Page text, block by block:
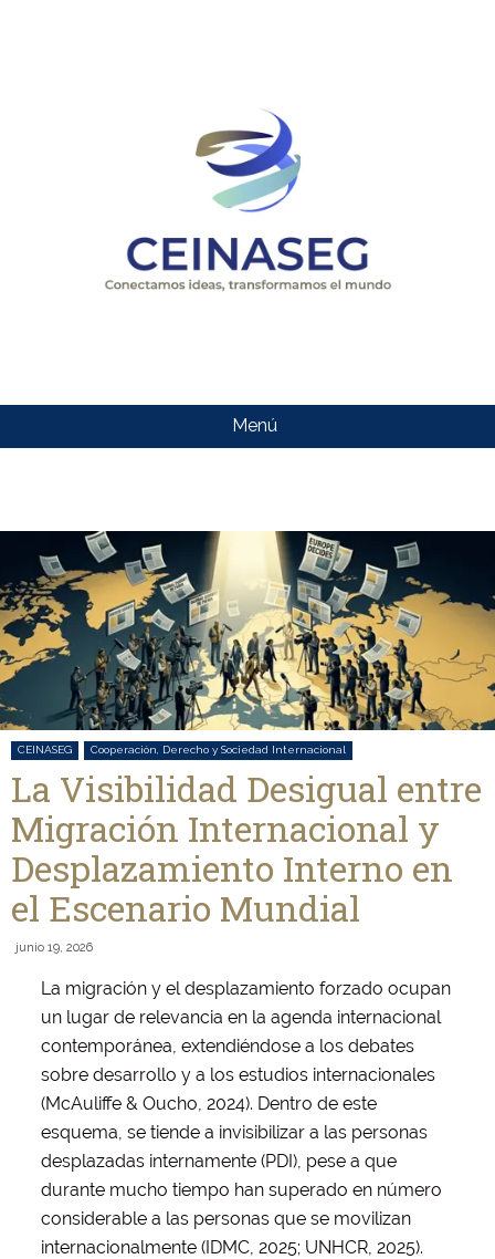
CEINASEG
Menú
CEINASEG Cooperación, Derecho y Sociedad Internacional
La Visibilidad Desigual entre
Migración Internacional y
Desplazamiento Interno en
el Escenario Mundial
junio 19, 2026
La migración y el desplazamiento forzado ocupan
un lugar de relevancia en la agenda internacional
contemporánea, extendiéndose a los debates
sobre desarrollo y a los estudios internacionales
(McAuliffe & Oucho, 2024). Dentro de este
esquema, se tiende a invisibilizar a las personas
desplazadas internamente (PDI), pese a que
durante mucho tiempo han superado en número
considerable a las personas que se movilizan
internacionalmente (IDMC, 2025; UNHCR, 2025).